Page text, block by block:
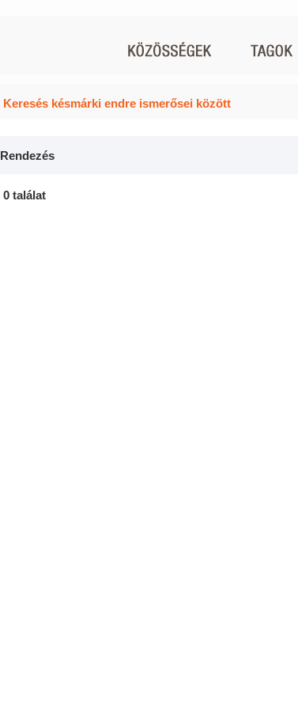
Keresés késmárki endre ismerősei között
Rendezés
0 találat